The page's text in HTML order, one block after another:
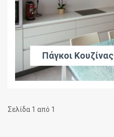
Πάγκοι Κουζίνας
Σελίδα 1 από 1